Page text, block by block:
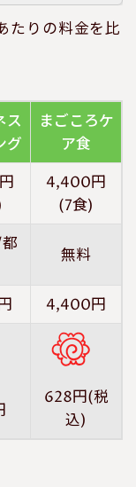
たりの料金を比
ス
グ
まごころケ
ア食
4,400円
(7食)
無料
4,400円
628円(税
込)